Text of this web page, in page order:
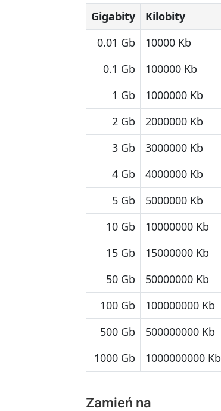
Gigabity
Kilobity
0.01 Gb
10000 Kb
0.1 Gb
100000 Kb
1 Gb
1000000 Kb
2 Gb
2000000 Kb
3 Gb
3000000 Kb
4 Gb
4000000 Kb
5 Gb
5000000 Kb
10 Gb
10000000 Kb
15 Gb
15000000 Kb
50 Gb
50000000 Kb
100 Gb
100000000 Kb
500 Gb
500000000 Kb
1000 Gb
1000000000 Kb
Zamień na